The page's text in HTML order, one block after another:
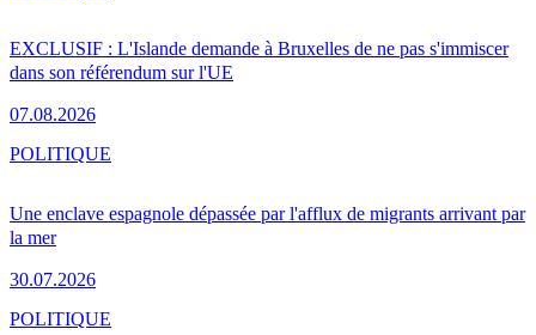
EXCLUSIF : L'Islande demande à Bruxelles de ne pas s'immiscer
dans son référendum sur l'UE
07.08.2026
Une enclave espagnole dépassée par l'afflux de migrants arrivant par
la mer
30.07.2026
POLITIQUE
POLITIQUE